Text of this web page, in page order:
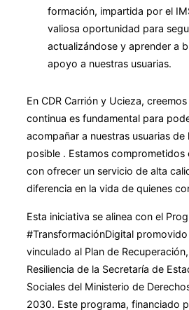
formación, impartida por el
valiosa oportunidad para
actualizándose y aprender a
apoyo a nuestras usuarias.
En CDR Carrión y Ucieza,
continua es fundamental para
acompañar a nuestras usuarias de
posible . Estamos comprometidos
con ofrecer un servicio de alta
diferencia en la vida de quienes
Esta iniciativa se alinea con el
#TransformaciónDigital
vinculado al Plan de
Resiliencia de la Secretaría de
Sociales del Ministerio de
2030. Este programa, financiado